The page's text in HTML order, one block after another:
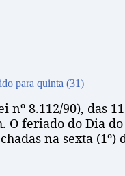
para quinta (31)
8.112/90), das
O feriado do Dia
na sexta (1º)